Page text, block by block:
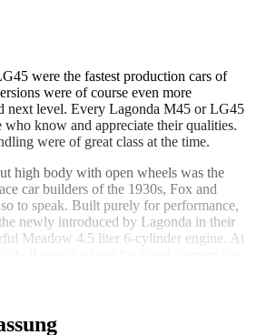
were the fastest production cars of
were of course even more
next level. Every Lagonda M45 or LG45
who know and appreciate their qualities.
were of great class at the time.
high body with open wheels was the
car builders of the 1930s, Fox and
to speak. Built purely for performance,
newly introduced by Lagonda in their
Meadow 4.5 liter 6-cylinder engine. At
which were equipped with the banned
on a 1936 LG45 chassis, fitted with